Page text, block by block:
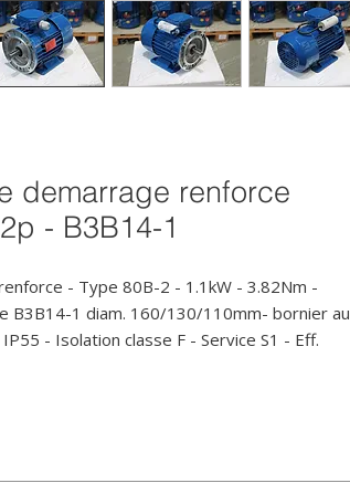
demarrage renforce
- B3B14-1
- Type 80B-2 - 1.1kW - 3.82Nm -
B3B14-1 diam. 160/130/110mm- bornier au
- Isolation classe F - Service S1 - Eff.